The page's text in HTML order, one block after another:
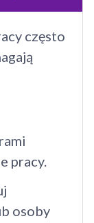
często
pracy.
osoby